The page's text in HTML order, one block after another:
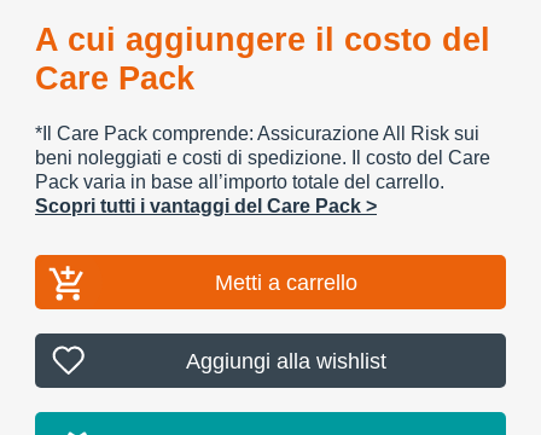
A cui aggiungere il costo del
Care Pack
*Il Care Pack comprende: Assicurazione All Risk sui
beni noleggiati e costi di spedizione. Il costo del Care
Pack varia in base all’importo totale del carrello.
Scopri tutti i vantaggi del Care Pack >
Metti a carrello
Aggiungi alla wishlist